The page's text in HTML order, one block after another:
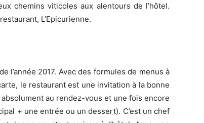
chemins viticoles aux alentours de l’hôtel.
L’Epicurienne.
l’année 2017. Avec des formules de menus à
le restaurant est une invitation à la bonne
au rendez-vous et une fois encore
+ une entrée ou un dessert). C’est un chef